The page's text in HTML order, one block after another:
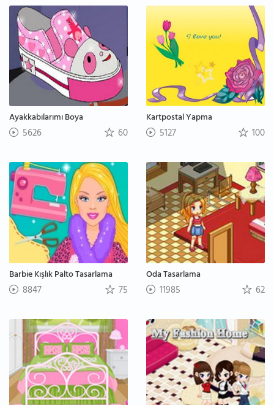
Ayakkabılarımı Boya
5626 60
Kartpostal Yapma
5127 100
Barbie Kışlık Palto Tasarlama
8847 75
Oda Tasarlama
11985 62